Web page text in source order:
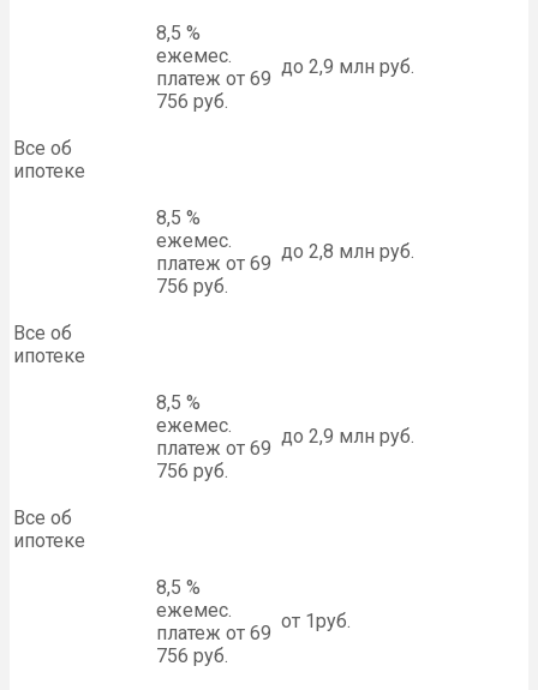
8,5 %
ежемес.
платеж от 69
756 руб.
до 2,9 млн руб.
Все об
ипотеке
8,5 %
ежемес.
платеж от 69
756 руб.
до 2,8 млн руб.
Все об
ипотеке
8,5 %
ежемес.
платеж от 69
756 руб.
до 2,9 млн руб.
Все об
ипотеке
8,5 %
ежемес.
платеж от 69
756 руб.
от 1руб.